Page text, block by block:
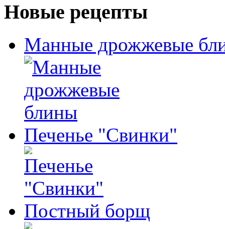
Новые рецепты
Манные дрожжевые
Печенье "Свинки"
Постный борщ